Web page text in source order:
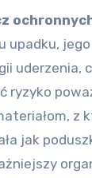
upadku,
uderzenia,
ryzyko
z
jak